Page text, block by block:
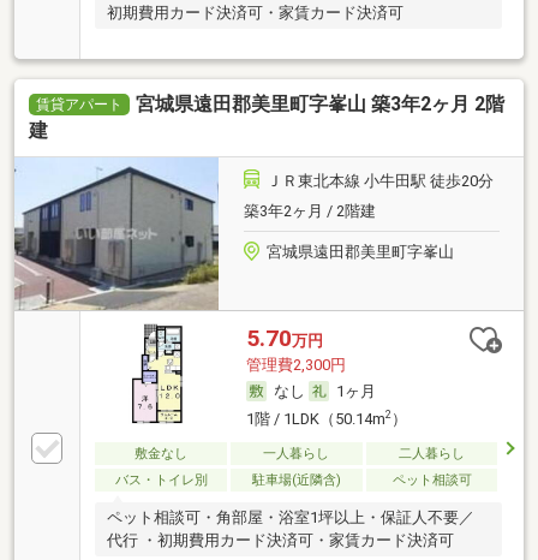
初期費用カード決済可・家賃カード決済可
賃貸アパート
宮城県遠田郡美里町字峯山 築3年2ヶ月 2階
建
ＪＲ東北本線 小牛田駅 徒歩20分
築3年2ヶ月 / 2階建
宮城県遠田郡美里町字峯山
5.70万円
管理費2,300円
なし
1ヶ月
1階 / 1LDK（50.14m2）
敷金なし 一人暮らし
二人暮らし
バス・トイレ別
駐車場(近隣含) ペット相談可
ペット相談可・角部屋・浴室1坪以上・保証人不要／
代行 ・初期費用カード決済可・家賃カード決済可